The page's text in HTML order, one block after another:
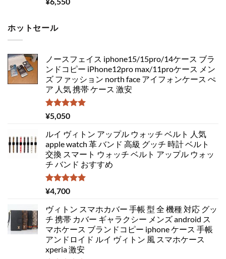
ホットセール
ノースフェイス iphone15/15pro/14ケース ブラ
ンドコピー iPhone12pro max/11proケース メン
ズ ファッション north face アイフォンケース ぺ
ア 人気 携帯 ケース 激安
5段階中
5.00
¥5,050
ルイ ヴィトン アップル ウォッチ ベルト 人気
apple watch 革 バンド 高級 グッチ 時計 ベルト
交換 スマート ウォッチ ベルト アップル ウォッ
チ バンド おすすめ
5段階中
5.00
¥4,700
ヴィトン スマホカバー 手帳 型 全 機種 対応 グッ
チ 携帯 カバー ギャラクシー メンズ android ス
マホケース ブランドコピー iphone ケース 手帳
アンドロイド ルイ ヴィトン 風 スマホケース
xperia 激安